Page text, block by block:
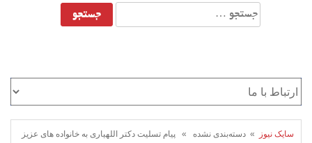
جستجو
برای:
سایک نیوز
» دسته‌بندی نشده » پیام تسلیت دکتر اللهیاری به خانواده های عزیز